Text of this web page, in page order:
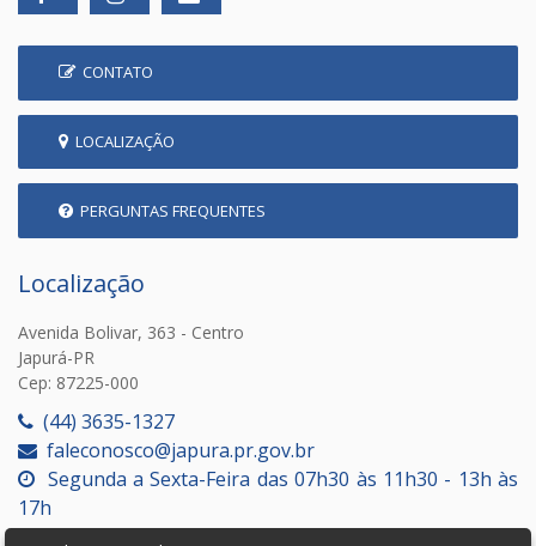
CONTATO
LOCALIZAÇÃO
PERGUNTAS FREQUENTES
Localização
Avenida Bolivar, 363 - Centro
Japurá-PR
Cep: 87225-000
(44) 3635-1327
faleconosco@japura.pr.gov.br
Segunda a Sexta-Feira das 07h30 às 11h30 - 13h às
17h